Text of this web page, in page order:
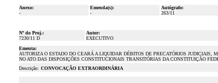
Anexo:
-
Emenda(s):
-
Autógrafo:
263/11
Nº do Proj.:
7230/11 D
Autor:
EXECUTIVO
Ementa:
AUTORIZA O ESTADO DO CEARÁ A LIQUIDAR DÉBITOS DE PRECATÓRIOS JUDICIAIS,
NO ATO DAS DISPOSIÇÕES CONSTITUCIONAIS TRANSITÓRIAS DA CONSTITUIÇÃO
Descrição: CONVOCAÇÃO EXTRAORDINÁRIA